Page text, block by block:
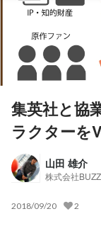
集英社と協
ラクターを
山田 雄介
株式会社
2018/09/20 2